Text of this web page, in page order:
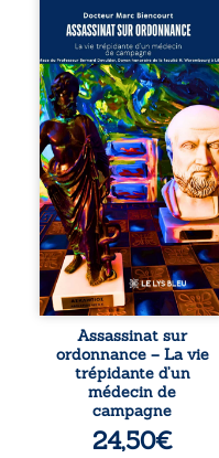
Assassinat sur
ordonnance – La
vie trépidante
d’un médecin de
campagne est la
réédition enrichie
et actualisée du
témoignage du
Docteur Marc
Biencourt, ancien
médecin de
famille, qui revient
sur son parcours
médical, syndical
et ordinal. Depuis
septembre 2013, il
raconte le long
combat qui l’a
conduit à être
écarté du corps
médical, malgré
une décision de
première instance
Assassinat sur
ordonnance – La vie
trépidante d’un
médecin de
campagne
24,50€